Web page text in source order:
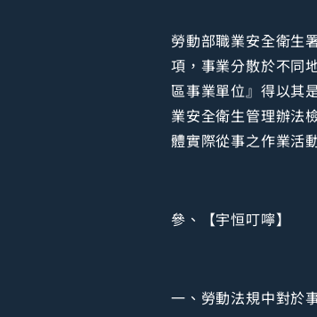
勞動部職業安全衛生
項，事業分散於不同
區事業單位』得以其
業安全衛生管理辦法
體實際從事之作業活
參、【宇恒叮嚀】
一、勞動法規中對於